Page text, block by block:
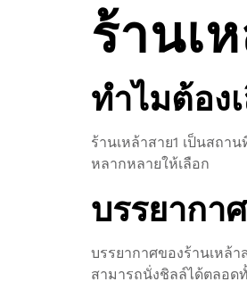
ร้านเ
ทำไมต้อง
ร้านเหล้าสาย1 เป็นสถา
หลากหลายให้เลือก
บรรยากา
บรรยากาศของร้านเหล้
สามารถนั่งชิลล์ได้ตลอด